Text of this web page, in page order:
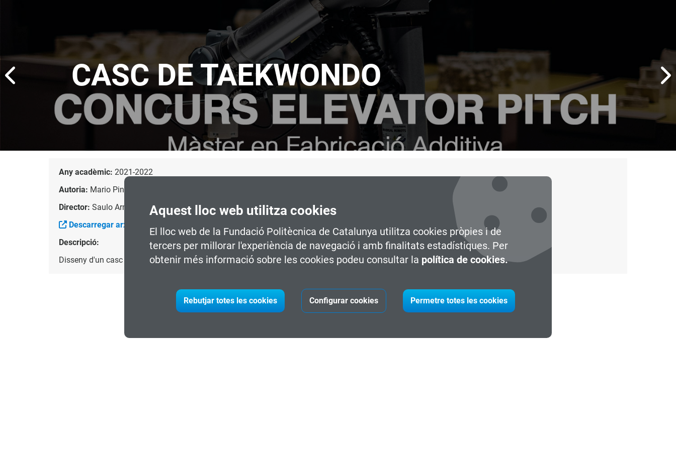
Aquest lloc web utilitza cookies
El lloc web de la Fundació Politècnica de Catalunya utilitza cookies pròpies i de
tercers per millorar l'experiència de navegació i amb finalitats estadístiques. Per
obtenir més informació sobre les cookies podeu consultar la política de cookies.
Rebutjar totes les cookies Configurar cookies Permetre totes les cookies
CASC DE TAEKWONDO
Any acadèmic: 2021-2022
Autoria: Mario Pinto Rodríguez
Director: Saulo Armas Falcón
Descarregar arxiu
Descripció:
Disseny d'un casc de Taekwondo personalitzat, còmode i lleuger.